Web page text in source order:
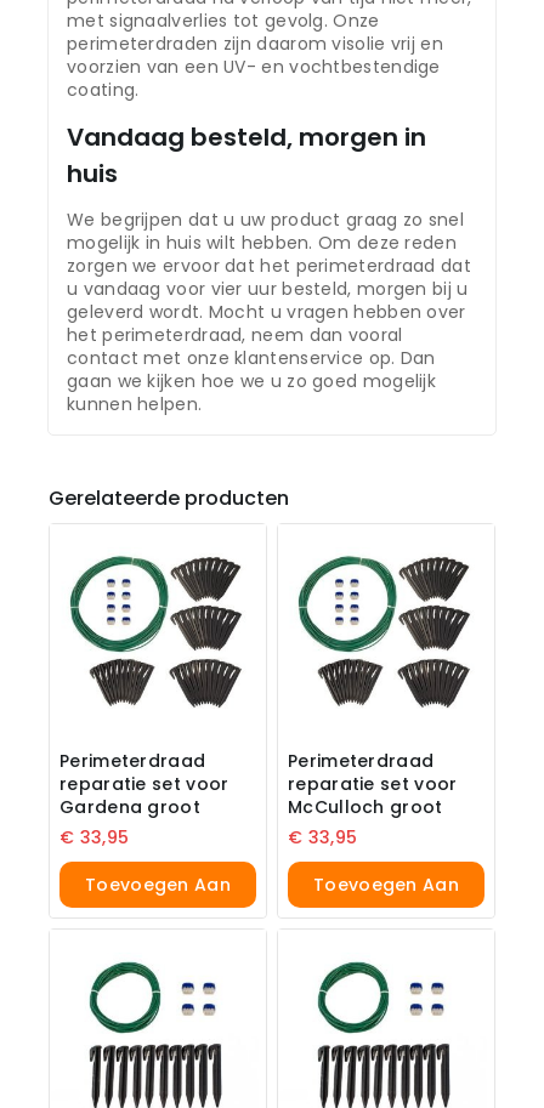
met signaalverlies tot gevolg. Onze
perimeterdraden zijn daarom visolie vrij en
voorzien van een UV- en vochtbestendige
coating.
Vandaag besteld, morgen in
huis
We begrijpen dat u uw product graag zo snel
mogelijk in huis wilt hebben. Om deze reden
zorgen we ervoor dat het perimeterdraad dat
u vandaag voor vier uur besteld, morgen bij u
geleverd wordt. Mocht u vragen hebben over
het perimeterdraad, neem dan vooral
contact met onze klantenservice op. Dan
gaan we kijken hoe we u zo goed mogelijk
kunnen helpen.
Gerelateerde producten
Perimeterdraad
reparatie set voor
Gardena groot
€ 33,95
Toevoegen Aan
Winkelwagen
Perimeterdraad
reparatie set voor
McCulloch groot
€ 33,95
Toevoegen Aan
Winkelwagen